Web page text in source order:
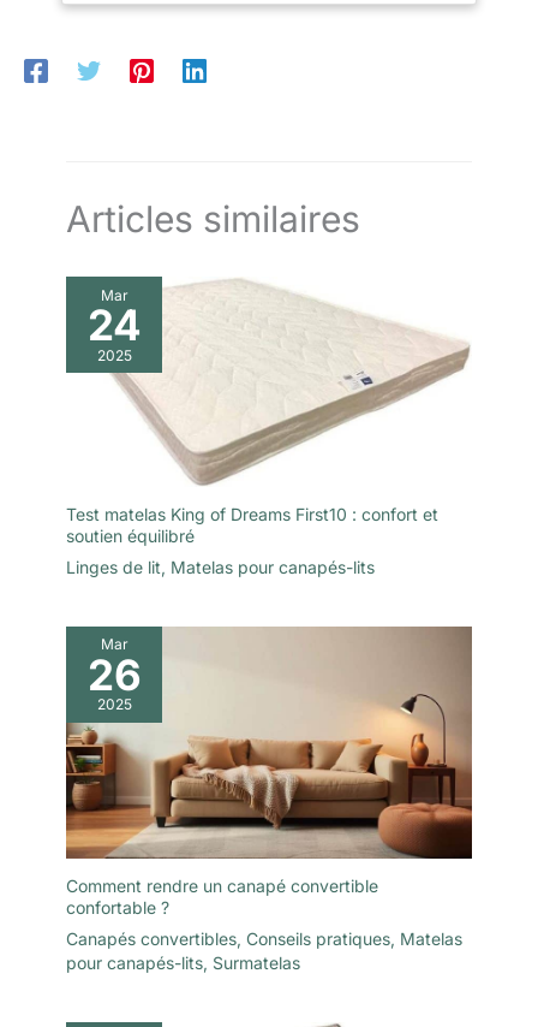
Articles similaires
Mar
24
2025
Test matelas King of Dreams First10 : confort et
soutien équilibré
Linges de lit, Matelas pour canapés-lits
Mar
26
2025
Comment rendre un canapé convertible
confortable ?
Canapés convertibles, Conseils pratiques, Matelas
pour canapés-lits, Surmatelas